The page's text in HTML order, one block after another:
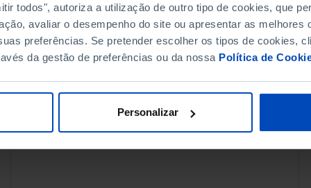
todos", autoriza a utilização de outro tipo de cookies, que
avaliar o desempenho do site ou apresentar as melhores
preferências. Se pretender escolher os tipos de cookies,
da gestão de preferências ou da nossa Política de
Personalizar
Ensino superior e
emprego jovem em
Portugal
14 MAIO 2026 4 MIN